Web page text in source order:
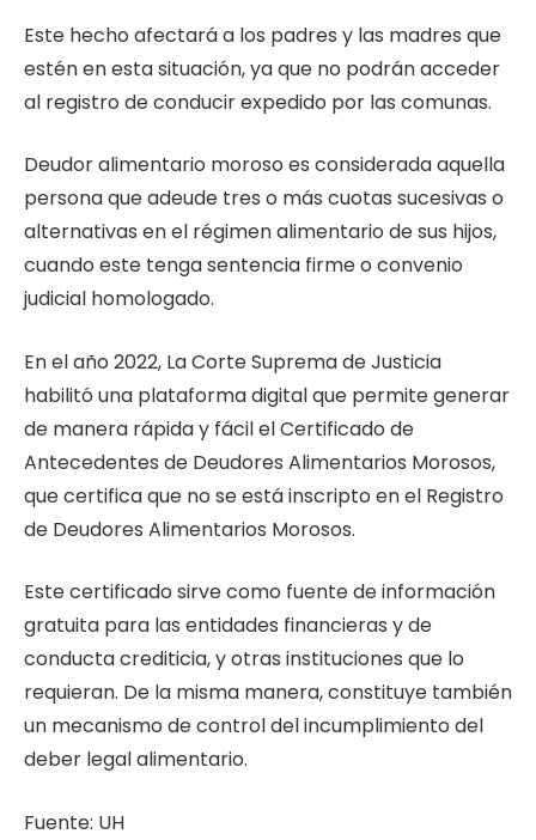
Este hecho afectará a los padres y las madres que
estén en esta situación, ya que no podrán acceder
al registro de conducir expedido por las comunas.
Deudor alimentario moroso es considerada aquella
persona que adeude tres o más cuotas sucesivas o
alternativas en el régimen alimentario de sus hijos,
cuando este tenga sentencia firme o convenio
judicial homologado.
En el año 2022, La Corte Suprema de Justicia
habilitó una plataforma digital que permite generar
de manera rápida y fácil el Certificado de
Antecedentes de Deudores Alimentarios Morosos,
que certifica que no se está inscripto en el Registro
de Deudores Alimentarios Morosos.
Este certificado sirve como fuente de información
gratuita para las entidades financieras y de
conducta crediticia, y otras instituciones que lo
requieran. De la misma manera, constituye también
un mecanismo de control del incumplimiento del
deber legal alimentario.
Fuente: UH